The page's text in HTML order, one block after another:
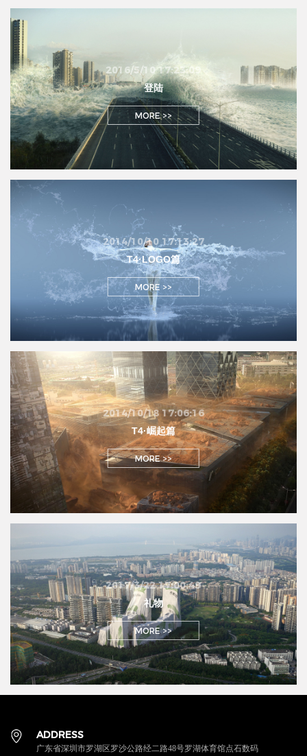
2016/5/10 17:23:09
登陆
MORE >>
2014/10/10 17:13:27
T4·LOGO篇
MORE >>
2014/10/18 17:06:16
T4·崛起篇
MORE >>
2017/3/22 17:00:49
礼物
MORE >>
ADDRESS
广东省深圳市罗湖区罗沙公路经二路48号罗湖体育馆点石数码